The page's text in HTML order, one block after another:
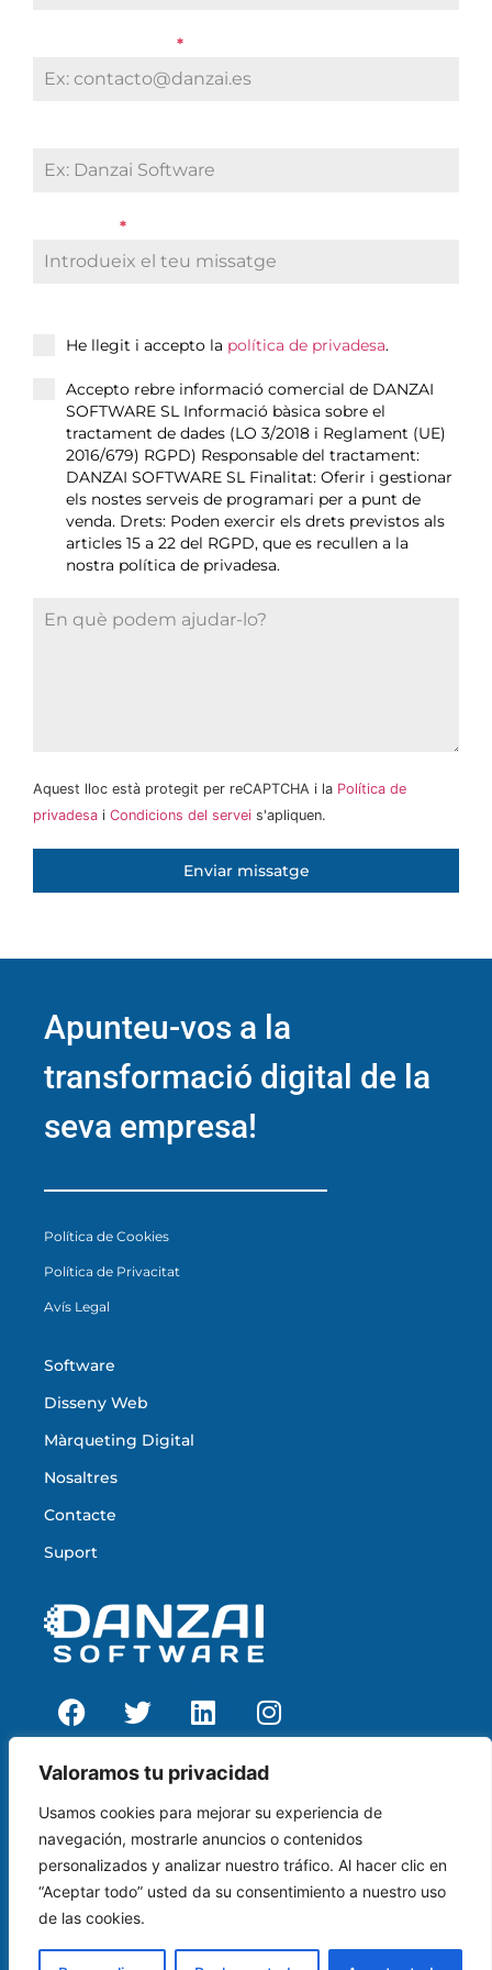
Valoramos tu privacidad
Usamos cookies para mejorar su experiencia de
navegación, mostrarle anuncios o contenidos
personalizados y analizar nuestro tráfico. Al hacer clic en
“Aceptar todo” usted da su consentimiento a nuestro uso
de las cookies.
*
*
He llegit i accepto la política de privadesa.
Accepto rebre informació comercial de DANZAI
SOFTWARE SL Informació bàsica sobre el
tractament de dades (LO 3/2018 i Reglament (UE)
2016/679) RGPD) Responsable del tractament:
DANZAI SOFTWARE SL Finalitat: Oferir i gestionar
els nostes serveis de programari per a punt de
venda. Drets: Poden exercir els drets previstos als
articles 15 a 22 del RGPD, que es recullen a la
nostra política de privadesa.
Aquest lloc està protegit per reCAPTCHA i la Política de
privadesa i Condicions del servei s'apliquen.
Enviar missatge
Apunteu-vos a la
transformació digital de la
seva empresa!
Política de Cookies
Política de Privacitat
Avís Legal
Software
Disseny Web
Màrqueting Digital
Nosaltres
Contacte
Suport
contacto@danzai.es
17003, Girona
+34 972 30 60 30
+34 91 129 09 07